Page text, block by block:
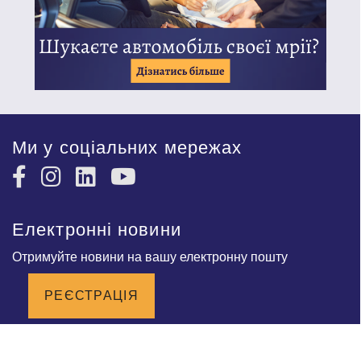
Ми у соціальних мережах
Електронні новини
Отримуйте новини на вашу електронну пошту
РЕЄСТРАЦІЯ